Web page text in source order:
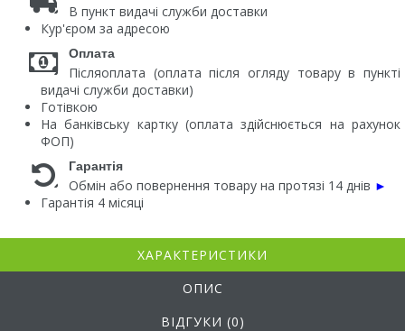
В пункт видачі служби доставки
Кур'єром за адресою
Оплата
Післяоплата (оплата після огляду товару в пункті
видачі служби доставки)
Готівкою
На банківську картку (оплата здійснюється на рахунок
ФОП)
Гарантія
Обмін або повернення товару на протязі 14 днів ►
Гарантія 4 місяці
ХАРАКТЕРИСТИКИ
ОПИС
ВІДГУКИ (0)